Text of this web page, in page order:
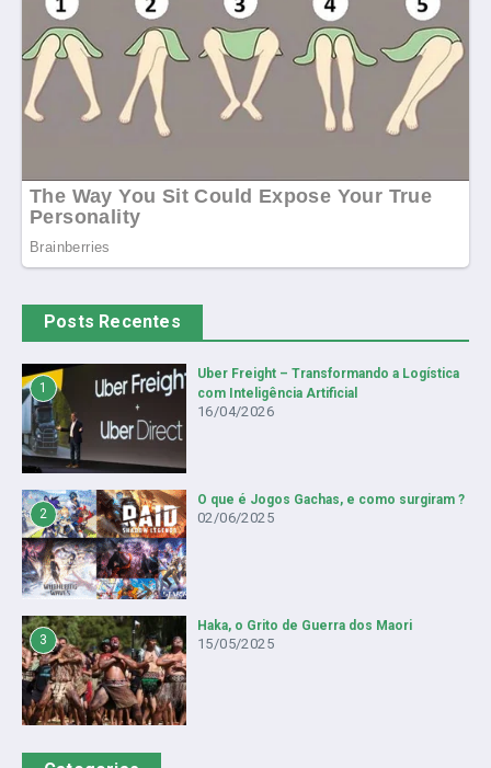
Posts Recentes
1
Uber Freight – Transformando a Logística
com Inteligência Artificial
16/04/2026
2
O que é Jogos Gachas, e como surgiram ?
02/06/2025
3
Haka, o Grito de Guerra dos Maori
15/05/2025